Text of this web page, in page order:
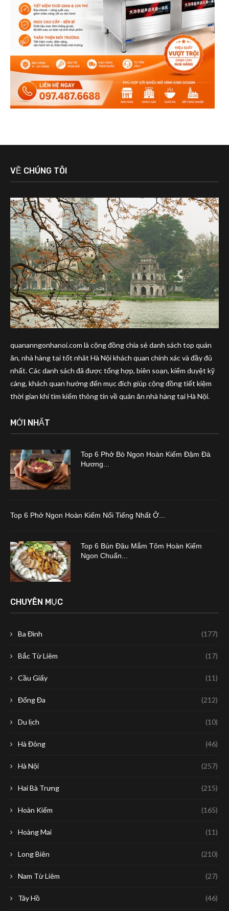
VỀ CHÚNG TÔI
quananngonhanoi.com là cộng đồng chia sẻ danh sách top quán
ăn, nhà hàng tại tốt nhât Hà Nội khách quan chính xác và đầy đủ
nhất. Các danh sách đã được tổng hợp, biên soạn, kiểm duyệt kỹ
càng, khách quan hướng đến mục đích giúp cộng đồng tiết kiệm
thời gian khi tìm kiếm thông tin về quán ăn nhà hàng tại Hà Nội.
MỚI NHẤT
Top 6 Phở Bò Ngon Hoàn Kiếm Đậm Đà
Hương...
Top 6 Phở Ngon Hoàn Kiếm Nổi Tiếng Nhất Ở...
Top 6 Bún Đậu Mắm Tôm Hoàn Kiếm
Ngon Chuẩn...
CHUYÊN MỤC
Ba Đình (177)
Bắc Từ Liêm (17)
Cầu Giấy (11)
Đống Đa (212)
Du lịch (10)
Hà Đông (46)
Hà Nội (257)
Hai Bà Trưng (215)
Hoàn Kiếm (165)
Hoàng Mai (11)
Long Biên (210)
Nam Từ Liêm (27)
Tây Hồ (46)